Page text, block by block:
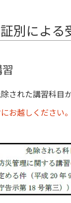
別による
された講習科目
お越しください。